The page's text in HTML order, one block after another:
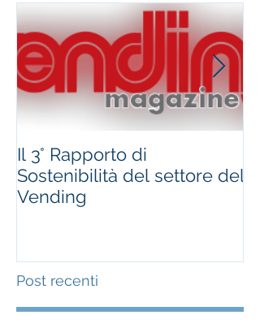
Il 3° Rapporto di
Sostenibilità del settore del
Vending
Post recenti